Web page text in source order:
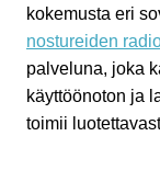
kokemusta eri
nostureiden
palveluna, joka
käyttöönoton ja
toimii